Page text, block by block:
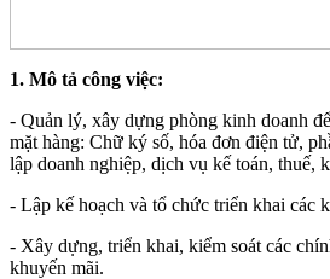
1. Mô tả công việc:
- Quản lý, xây dựng phòng kinh doanh
mặt hàng: Chữ ký số, hóa đơn điện tử,
lập doanh nghiệp, dịch vụ kế toán, thuế,
- Lập kế hoạch và tổ chức triển khai các
- Xây dựng, triển khai, kiểm soát các
khuyến mãi.